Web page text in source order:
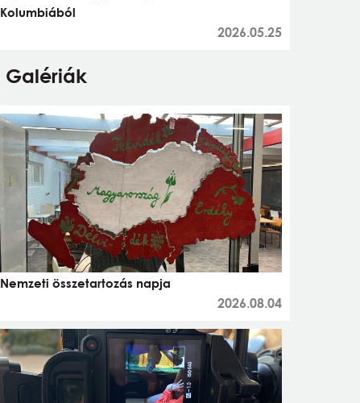
Kolumbiából
2026.05.25
Galériák
Nemzeti összetartozás napja
2026.08.04